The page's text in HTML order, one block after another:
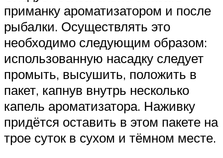
приманку ароматизатором и после
рыбалки. Осуществлять это
необходимо следующим образом:
использованную насадку следует
промыть, высушить, положить в
пакет, капнув внутрь несколько
капель ароматизатора. Наживку
придётся оставить в этом пакете на
трое суток в сухом и тёмном месте.